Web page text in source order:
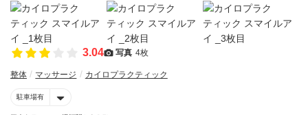
3.04 写真 4枚
整体 マッサージ カイロプラクティック
駐車場有